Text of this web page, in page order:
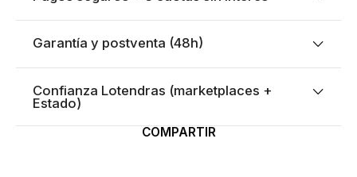
Garantía y postventa (48h)
Confianza Lotendras (marketplaces +
Estado)
COMPARTIR